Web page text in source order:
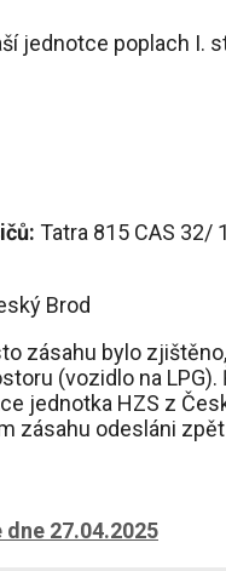
jednotce poplach I.
Tatra 815 CAS 32/
Brod
zásahu bylo
(vozidlo na
jednotka HZS z
zásahu odesláni
dne 27.04.2025